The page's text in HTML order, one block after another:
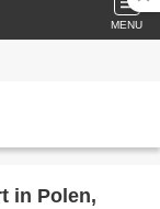
MENU
in Polen,